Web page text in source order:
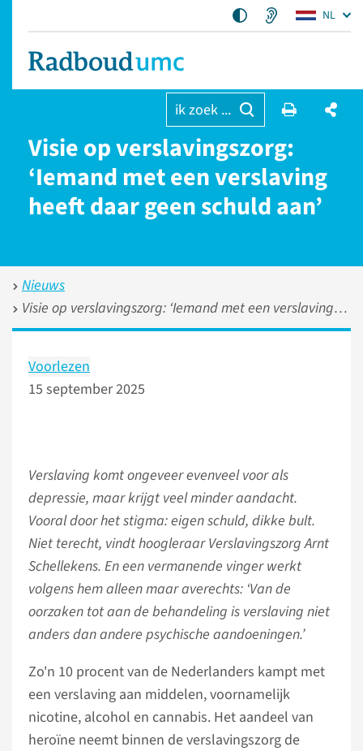
NL
ik zoek ...
Visie op verslavingszorg:
‘Iemand met een verslaving
heeft daar geen schuld aan’
Nieuws
Visie op verslavingszorg: ‘Iemand met een verslaving heeft daar geen schuld aan’
Voorlezen
15 september 2025
Verslaving komt ongeveer evenveel voor als
depressie, maar krijgt veel minder aandacht.
Vooral door het stigma: eigen schuld, dikke bult.
Niet terecht, vindt hoogleraar Verslavingszorg Arnt
Schellekens. En een vermanende vinger werkt
volgens hem alleen maar averechts: ‘Van de
oorzaken tot aan de behandeling is verslaving niet
anders dan andere psychische aandoeningen.’
Zo'n 10 procent van de Nederlanders kampt met
een verslaving aan middelen, voornamelijk
nicotine, alcohol en cannabis. Het aandeel van
heroïne neemt binnen de verslavingszorg de